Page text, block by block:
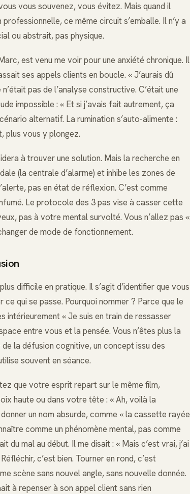
vous souvenez, vous évitez. Mais quand il
ce même circuit s’emballe. Il n’y a
ou abstrait, pas physique.
est venu me voir pour une anxiété chronique. Il
ses appels clients en boucle. « J’aurais dû
pas de l’analyse constructive. C’était une
impossible : « Et si j’avais fait autrement, ça
alternatif. La rumination s’auto-alimente :
plus vous y plongez.
à trouver une solution. Mais la recherche en
(la centrale d’alarme) et inhibe les zones de
pas en état de réflexion. C’est comme
Le protocole des 3 pas vise à casser cette
pas à votre mental survolté. Vous n’allez pas «
de mode de fonctionnement.
difficile en pratique. Il s’agit d’identifier que vous
qui se passe. Pourquoi nommer ? Parce que le
intérieurement « Je suis en train de ressasser
entre vous et la pensée. Vous n’êtes plus la
la défusion cognitive, un concept issu des
souvent en séance.
que votre esprit repart sur le même film,
haute ou dans votre tête : « Ah, voilà la
un nom absurde, comme « la cassette rayée
comme un phénomène mental, pas comme
mal au début. Il me disait : « Mais c’est vrai, j’ai
c’est bien. Tourner en rond, c’est
scène sans nouvel angle, sans nouvelle donnée.
à repenser à son appel client sans rien